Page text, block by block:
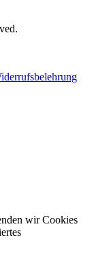
wir Cookies